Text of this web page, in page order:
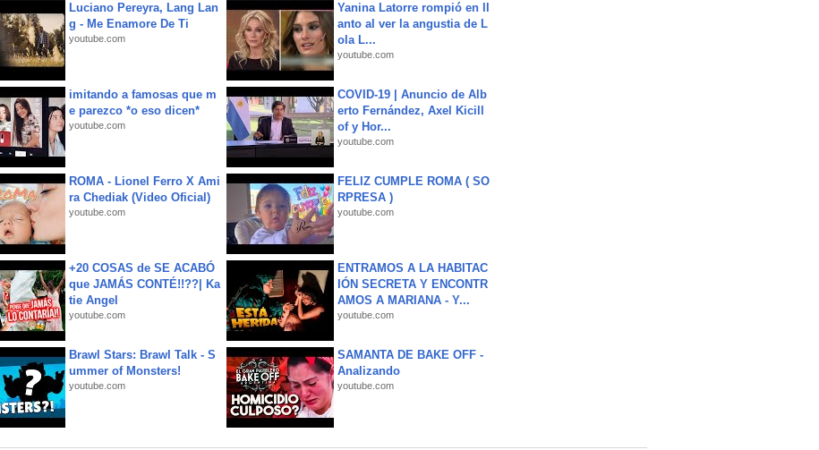
Luciano Pereyra, Lang Lan
g - Me Enamore De Ti
youtube.com
Yanina Latorre rompió en ll
anto al ver la angustia de L
ola L...
youtube.com
imitando a famosas que m
e parezco *o eso dicen*
youtube.com
COVID-19 | Anuncio de Alb
erto Fernández, Axel Kicill
of y Hor...
youtube.com
ROMA - Lionel Ferro X Ami
ra Chediak (Video Oficial)
youtube.com
FELIZ CUMPLE ROMA ( SO
RPRESA )
youtube.com
+20 COSAS de SE ACABÓ
que JAMÁS CONTÉ!!??| Ka
tie Angel
youtube.com
ENTRAMOS A LA HABITAC
IÓN SECRETA Y ENCONTR
AMOS A MARIANA - Y...
youtube.com
Brawl Stars: Brawl Talk - S
ummer of Monsters!
youtube.com
SAMANTA DE BAKE OFF -
Analizando
youtube.com